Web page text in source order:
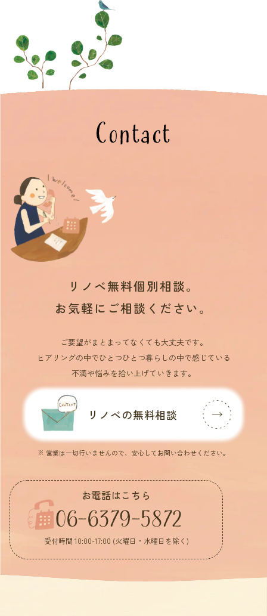
Contact
リノベ無料個別相談。
お気軽にご相談ください。
ご要望がまとまってなくても大丈夫です。
ヒアリングの中でひとつひとつ暮らしの中で感じている
不満や悩みを拾い上げていきます。
リノベの無料相談
※ 営業は一切行いませんので、安心してお問い合わせください。
お電話はこちら
06-6379-5872
受付時間 10:00-17:00 (火曜日・水曜日を除く)